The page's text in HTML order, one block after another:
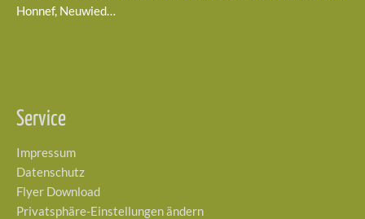
Honnef, Neuwied…
Service
Impressum
Datenschutz
Flyer Download
Privatsphäre-Einstellungen ändern